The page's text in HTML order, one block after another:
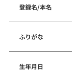
登録名/本名
ふりがな
生年月日